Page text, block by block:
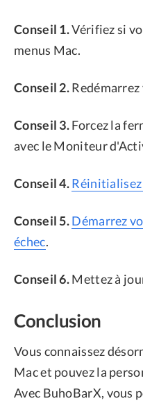
Conseil 1.Vérifiez si
menus Mac.
Conseil 2.
Conseil 3.Forcez la
avec le Moniteur
Conseil 4.
Conseil 5.Démarrez
échec.
Conseil 6.Mettez à
Conclusion
Vous connaissez
Mac et pouvez la
Avec BuhoBarX, vous